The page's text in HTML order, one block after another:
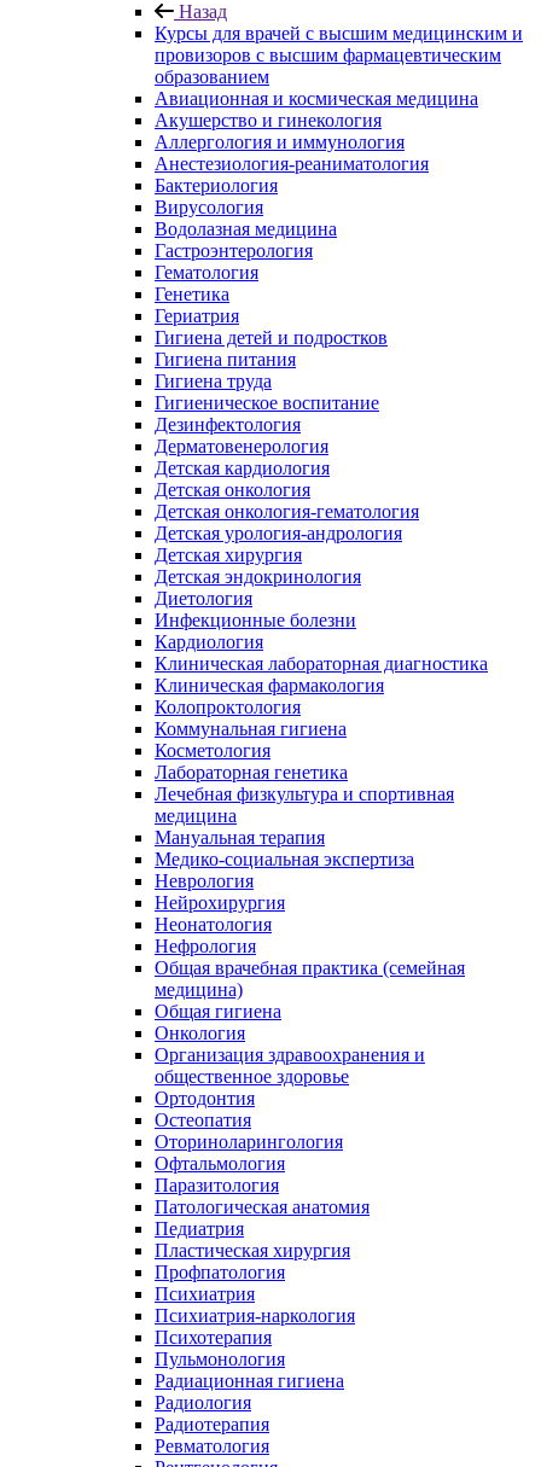
Назад
Курсы для врачей с высшим медицинским и
провизоров с высшим фармацевтическим
образованием
Авиационная и космическая медицина
Акушерство и гинекология
Аллергология и иммунология
Анестезиология-реаниматология
Бактериология
Вирусология
Водолазная медицина
Гастроэнтерология
Гематология
Генетика
Гериатрия
Гигиена детей и подростков
Гигиена питания
Гигиена труда
Гигиеническое воспитание
Дезинфектология
Дерматовенерология
Детская кардиология
Детская онкология
Детская онкология-гематология
Детская урология-андрология
Детская хирургия
Детская эндокринология
Диетология
Инфекционные болезни
Кардиология
Клиническая лабораторная диагностика
Клиническая фармакология
Колопроктология
Коммунальная гигиена
Косметология
Лабораторная генетика
Лечебная физкультура и спортивная
медицина
Мануальная терапия
Медико-социальная экспертиза
Неврология
Нейрохирургия
Неонатология
Нефрология
Общая врачебная практика (семейная
медицина)
Общая гигиена
Онкология
Организация здравоохранения и
общественное здоровье
Ортодонтия
Остеопатия
Оториноларингология
Офтальмология
Паразитология
Патологическая анатомия
Педиатрия
Пластическая хирургия
Профпатология
Психиатрия
Психиатрия-наркология
Психотерапия
Пульмонология
Радиационная гигиена
Радиология
Радиотерапия
Ревматология